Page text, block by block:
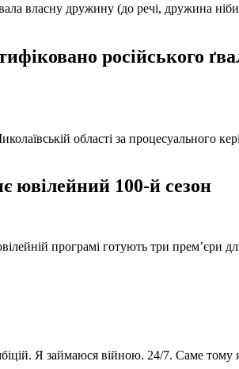
власну дружину (до речі, дружина
російського
області за процесуального
ювілейний 100-й сезон
програмі готують три прем’єри
Я займаюся війною. 24/7. Саме